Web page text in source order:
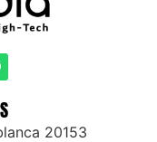
20153